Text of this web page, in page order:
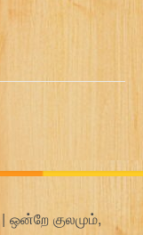
குலமும்,